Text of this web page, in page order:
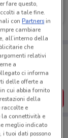
21.1 km
vicino a te,
comodamente
fare questo,
a tale fine.
conPartnersin
cambiare
all’interno della
che
relativi
a
ci informa
delle offerte a
cui abbia fornito
della
raccolte e
la connettività e
meglio indicato
tuoi dati possono